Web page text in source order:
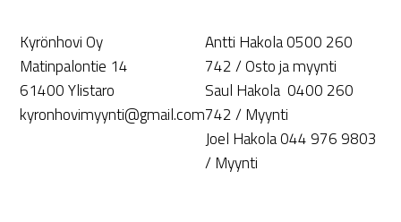
Kyrönhovi Oy
Matinpalontie 14
61400 Ylistaro
kyronhovimyynti@gmail.com
Antti Hakola 0500 260
742 / Osto ja myynti
Saul Hakola 0400 260
742 / Myynti
Joel Hakola 044 976 9803
/ Myynti